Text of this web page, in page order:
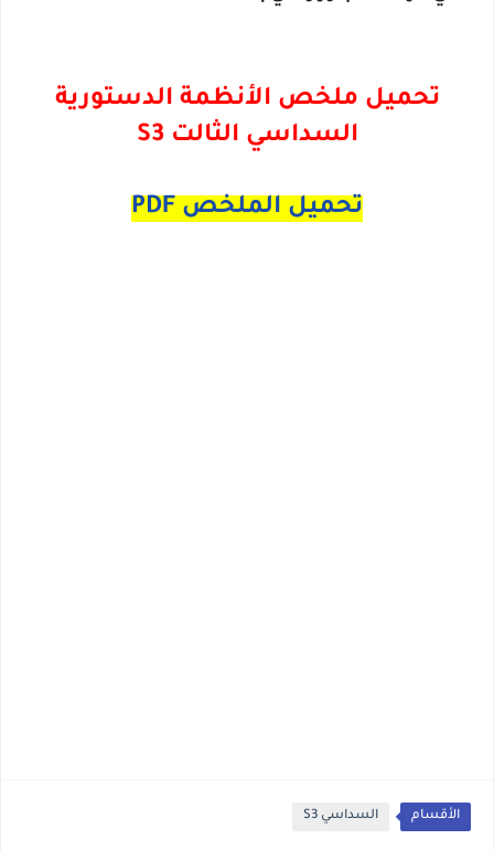
تحميل ملخص الأنظمة الدستورية
السداسي الثالت S3
تحميل الملخص PDF
الأقسام السداسي S3